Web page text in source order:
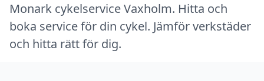
Monark cykelservice Vaxholm. Hitta och
boka service för din cykel. Jämför verkstäder
och hitta rätt för dig.